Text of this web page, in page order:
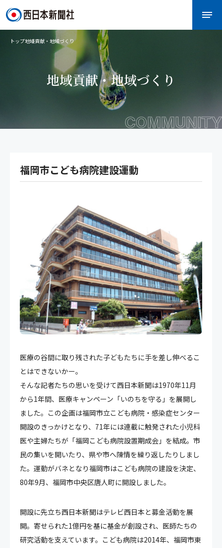
トップ地域貢献・地域づくり
地域貢献・地域づくり
COMMUNITY
福岡市こども病院建設運動
医療の谷間に取り残された子どもたちに手を差し伸べるこ
とはできないかー。
そんな記者たちの思いを受けて西日本新聞は1970年11月
から1年間、医療キャンペーン「いのちを守る」を展開し
ました。この企画は福岡市立こども病院・感染症センター
開設のきっかけとなり、71年には連載に触発された小児科
医や主婦たちが「福岡こども病院設置期成会」を結成。市
民の集いを開いたり、県や市へ陳情を繰り返したりしまし
た。運動がバネとなり福岡市はこども病院の建設を決定、
80年9月、福岡市中央区唐人町に開設しました。
開設に先立ち西日本新聞はテレビ西日本と募金活動を展
開。寄せられた1億円を基に基金が創設され、医師たちの
研究活動を支えています。こども病院は2014年、福岡市東